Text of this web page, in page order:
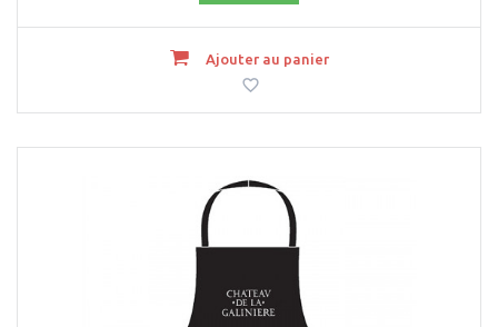
Ajouter au panier